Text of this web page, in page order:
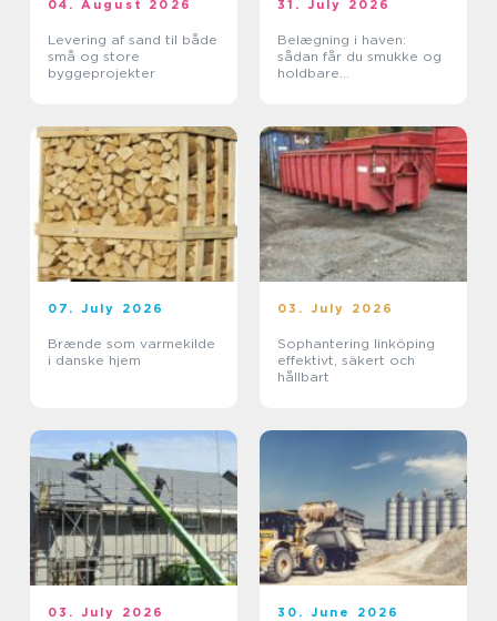
04. August 2026
Levering af sand til både
små og store
byggeprojekter
31. July 2026
Belægning i haven:
sådan får du smukke og
holdbare
07. July 2026
Brænde som varmekilde
i danske hjem
03. July 2026
Sophantering linköping
effektivt, säkert och
hållbart
03. July 2026 30. June 2026